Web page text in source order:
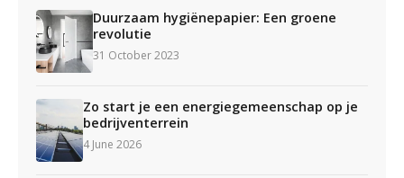
Duurzaam hygiënepapier: Een groene
revolutie
31 October 2023
Zo start je een energiegemeenschap op je
bedrijventerrein
4 June 2026